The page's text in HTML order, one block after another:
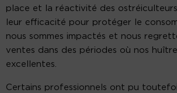
place et la réactivité des
leur efficacité pour protéger le
nous sommes impactés et nous
ventes dans des périodes où nos
excellentes.
Certains professionnels ont pu